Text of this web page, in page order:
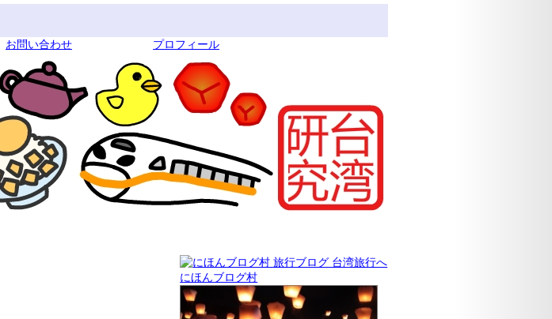
お問い合わせ プロフィール
にほんブログ村